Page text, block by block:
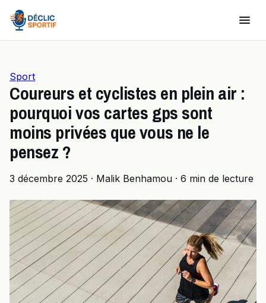
Sport
Coureurs et cyclistes en plein air :
pourquoi vos cartes gps sont
moins privées que vous ne le
pensez ?
3 décembre 2025 · Malik Benhamou · 6 min de lecture